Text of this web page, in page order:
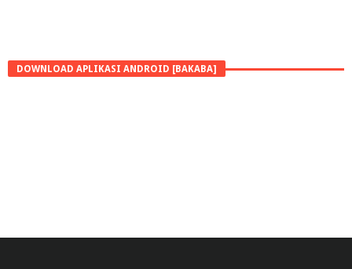
DOWNLOAD APLIKASI ANDROID [BAKABA]